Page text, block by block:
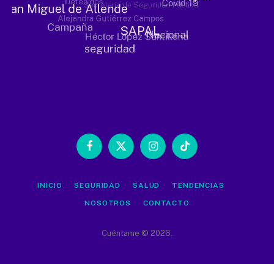
Facebook
X
InstagramTikTok
INICIO SEGURIDAD SALUD TENDENCIAS
NOSOTROS CONTACTO
Cuéntame © 2026.